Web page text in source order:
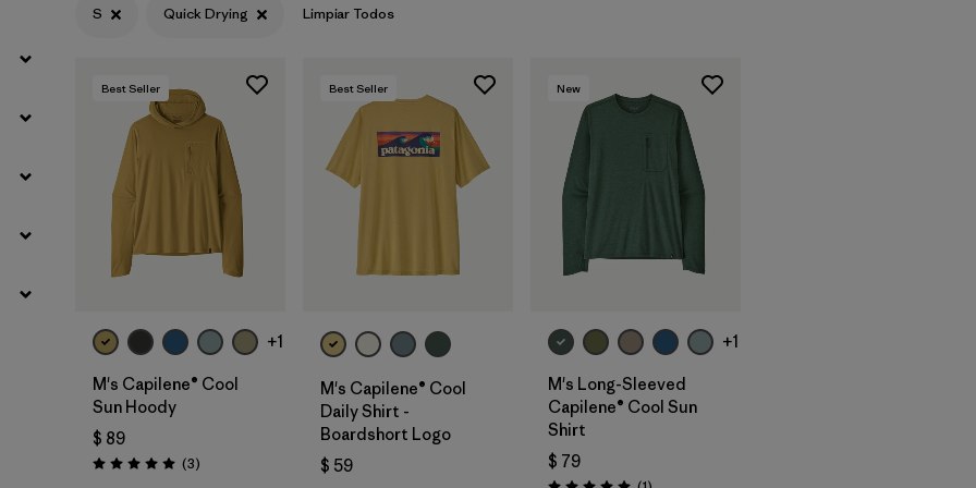
S Quick Drying Limpiar Todos
Best Seller
+1
M's Capilene® Cool
Sun Hoody
$ 89
Valoración: 5.0 / 5
(3Comentarios
)
Best Seller
M's Capilene® Cool
Daily Shirt -
Boardshort Logo
$ 59
New
+1
M's Long-Sleeved
Capilene® Cool Sun
Shirt
$ 79